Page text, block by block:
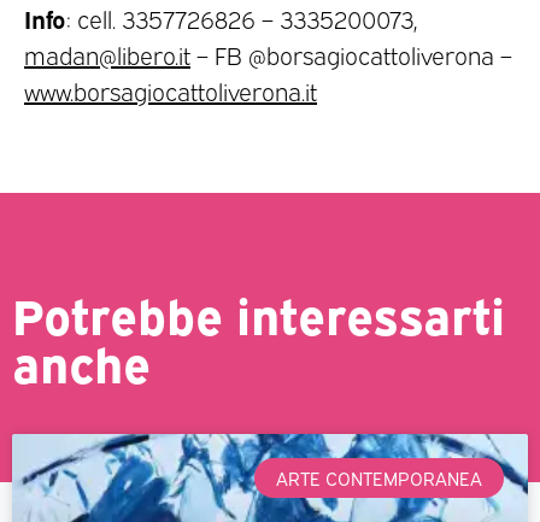
Info: cell. 3357726826 – 3335200073,
madan@libero.it– FB @borsagiocattoliverona –
www.borsagiocattoliverona.it
Potrebbe interessarti
anche
ARTE CONTEMPORANEA